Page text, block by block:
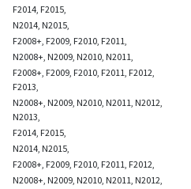
F2014, F2015,
N2014, N2015,
F2008+, F2009, F2010, F2011,
N2008+, N2009, N2010, N2011,
F2008+, F2009, F2010, F2011, F2012,
F2013,
N2008+, N2009, N2010, N2011, N2012,
N2013,
F2014, F2015,
N2014, N2015,
F2008+, F2009, F2010, F2011, F2012,
N2008+, N2009, N2010, N2011, N2012,